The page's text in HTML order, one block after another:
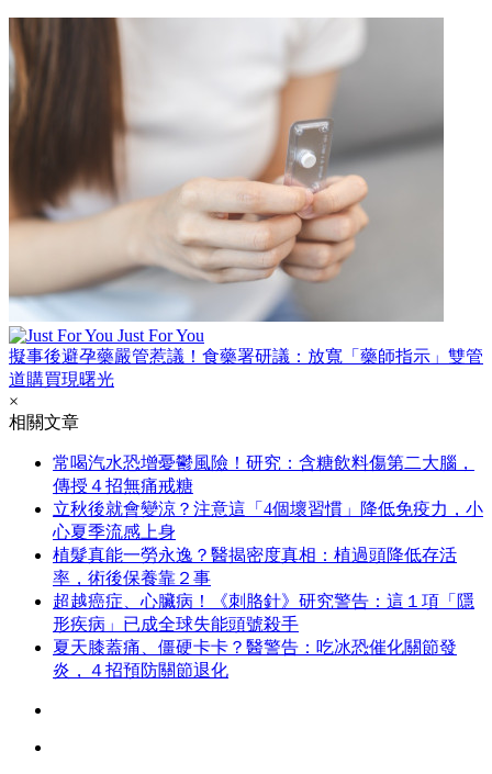
Just For You
擬事後避孕藥嚴管惹議！食藥署研議：放寬「藥師指示」雙管
道購買現曙光
×
相關文章
常喝汽水恐增憂鬱風險！研究：含糖飲料傷第二大腦，
傳授４招無痛戒糖
立秋後就會變涼？注意這「4個壞習慣」降低免疫力，小
心夏季流感上身
植髮真能一勞永逸？醫揭密度真相：植過頭降低存活
率，術後保養靠２事
超越癌症、心臟病！《刺胳針》研究警告：這１項「隱
形疾病」已成全球失能頭號殺手
夏天膝蓋痛、僵硬卡卡？醫警告：吃冰恐催化關節發
炎，４招預防關節退化